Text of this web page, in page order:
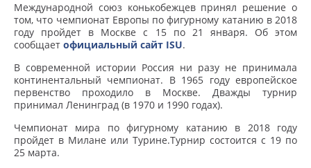
Международной союз конькобежцев принял решение о
том, что чемпионат Европы по фигурному катанию в 2018
году пройдет в Москве с 15 по 21 января. Об этом
сообщает официальный сайт ISU.
В современной истории Россия ни разу не принимала
континентальный чемпионат. В 1965 году европейское
первенство проходило в Москве. Дважды турнир
принимал Ленинград (в 1970 и 1990 годах).
Чемпионат мира по фигурному катанию в 2018 году
пройдет в Милане или Турине.Турнир состоится с 19 по
25 марта.